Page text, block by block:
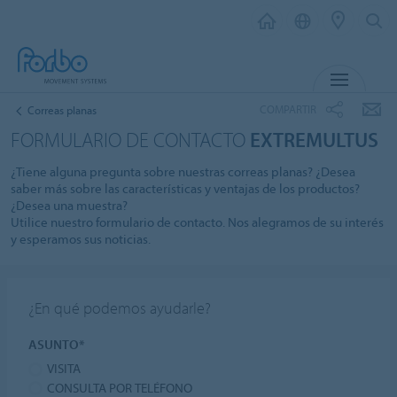
Correas planas
FORMULARIO DE CONTACTO EXTREMULTUS
¿Tiene alguna pregunta sobre nuestras correas planas? ¿Desea
saber más sobre las características y ventajas de los productos?
¿Desea una muestra?
Utilice nuestro formulario de contacto. Nos alegramos de su interés
y esperamos sus noticias.
¿En qué podemos ayudarle?
ASUNTO*
VISITA
CONSULTA POR TELÉFONO